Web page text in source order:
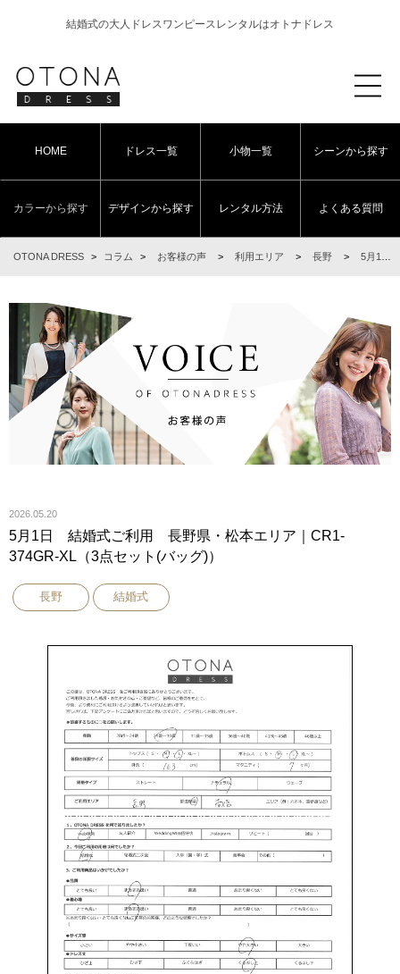
結婚式の大人ドレスワンピースレンタルはオトナドレス
HOME ドレス一覧 小物一覧 シーンから探す
カラーから探す デザインから探す レンタル方法 よくある質問
OTONA DRESS > コラム > お客様の声 > 利用エリア > 長野 > 5月1日 結婚式ご利用 長野県・松本エリア｜CR1-374GR-XL（3点セット(バッグ)）
2026.05.20
5月1日 結婚式ご利用 長野県・松本エリア｜CR1-
374GR-XL（3点セット(バッグ)）
長野 結婚式